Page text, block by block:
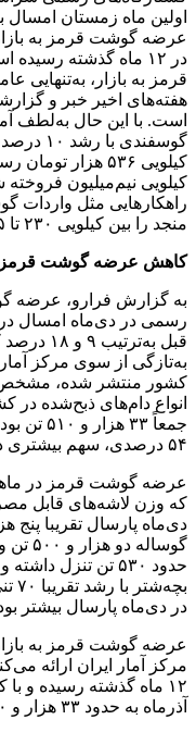
عرضه گوشت قرمز به
قرمز به بازار، به‌تنهایی
هفته‌های اخیر خبر و
است. با این حال به‌لطف
کیلویی ۵۳۶
کیلویی نیم‌میلیون
راهکار‌هایی مثل واردات
منجد را بین کیلویی ۲۳۰ تا ۳۷۵ هزار تومان عرضه می‌کند.
کاهش عرضه گوشت قرمز
به گزارش فرارو، عرضه
رسمی در دی‌ماه امسال
قبل
به‌تازگی از سوی مرکز
کشور منتشر شده،
جمعاً ۳۳
۵۴ درصدی، سهم بیشتری داشته است.
عرضه گوشت قرمز در
که وزن لاشه‌های قابل
دی‌ماه پارسال تقریبا
حدود ۵۳۰ تن
در دی‌ماه پارسال بیشتر
عرضه گوشت قرمز به
مرکز آمار ایران ارائه
آذرماه به حدود ۳۳ هزار و ۵۱۰ تن کاهش پیدا کرده است.